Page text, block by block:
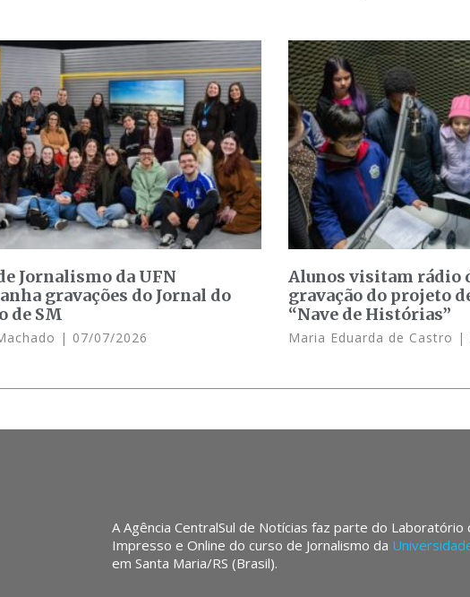
Jornalismo da UFN
gravações do Jornal do
de SM
07/07/2026
Alunos visitam rádio
gravação do projeto
“Nave de Histórias”
Maria Eduarda de Castro
A Agência CentralSul de Notícias faz parte do Laboratório
Impresso e Online do curso de Jornalismo da
em Santa Maria/RS (Brasil).